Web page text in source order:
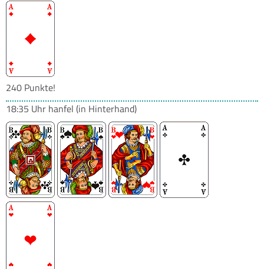
240 Punkte!
18:35 Uhr hanfel (in Hinterhand)